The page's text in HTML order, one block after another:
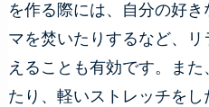
を作る際には、自分の好
マを焚いたりするなど、
えることも有効です。ま
たり、軽いストレッチを